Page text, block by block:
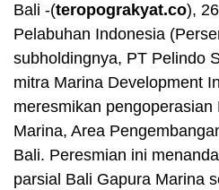
Bali -(teropograkyat.co),
Pelabuhan Indonesia
subholdingnya, PT Pelindo
mitra Marina Development
meresmikan
Marina, Area
Bali. Peresmian ini
parsial Bali Gapura Marina